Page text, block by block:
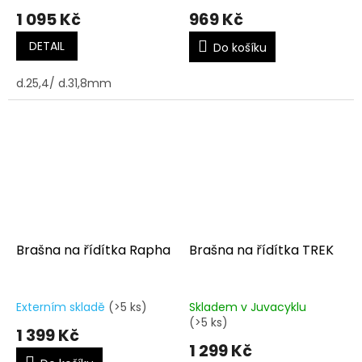
1 095 Kč
DETAIL
d.25,4/ d.31,8mm
969 Kč
Do košíku
Brašna na řídítka Rapha
Externím skladě (>5 ks)
1 399 Kč
Brašna na řídítka TREK
Skladem v Juvacyklu
(>5 ks)
1 299 Kč